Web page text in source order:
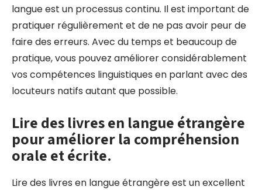
langue est un processus continu. Il est important de
pratiquer régulièrement et de ne pas avoir peur de
faire des erreurs. Avec du temps et beaucoup de
pratique, vous pouvez améliorer considérablement
vos compétences linguistiques en parlant avec des
locuteurs natifs autant que possible.
Lire des livres en langue étrangère
pour améliorer la compréhension
orale et écrite.
Lire des livres en langue étrangère est un excellent